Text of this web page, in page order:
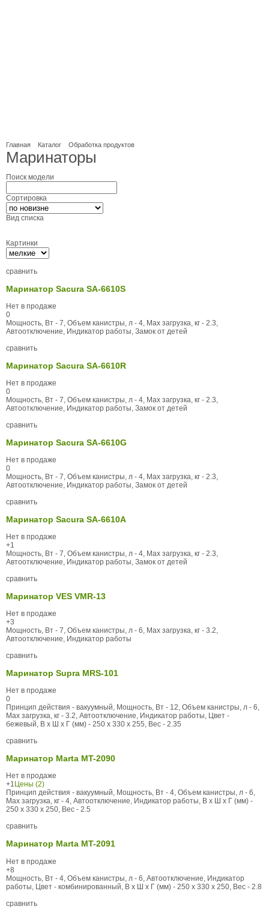
Главная Каталог Обработка продуктов
Маринаторы
Поиск модели
Сортировка
Вид списка
Картинки
сравнить
Маринатор Sacura SA-6610S
Нет в продаже
0
Мощность, Вт - 7, Объем канистры, л - 4, Max загрузка, кг - 2.3,
Автоотключение, Индикатор работы, Замок от детей
сравнить
Маринатор Sacura SA-6610R
Нет в продаже
0
Мощность, Вт - 7, Объем канистры, л - 4, Max загрузка, кг - 2.3,
Автоотключение, Индикатор работы, Замок от детей
сравнить
Маринатор Sacura SA-6610G
Нет в продаже
0
Мощность, Вт - 7, Объем канистры, л - 4, Max загрузка, кг - 2.3,
Автоотключение, Индикатор работы, Замок от детей
сравнить
Маринатор Sacura SA-6610A
Нет в продаже
+1
Мощность, Вт - 7, Объем канистры, л - 4, Max загрузка, кг - 2.3,
Автоотключение, Индикатор работы, Замок от детей
сравнить
Маринатор VES VMR-13
Нет в продаже
+3
Мощность, Вт - 7, Объем канистры, л - 6, Max загрузка, кг - 3.2,
Автоотключение, Индикатор работы
сравнить
Маринатор Supra MRS-101
Нет в продаже
0
Принцип действия - вакуумный, Мощность, Вт - 12, Объем канистры, л - 6,
Max загрузка, кг - 3.2, Автоотключение, Индикатор работы, Цвет -
бежевый, В x Ш x Г (мм) - 250 x 330 x 255, Вес - 2.35
сравнить
Маринатор Marta MT-2090
Нет в продаже
+1 Цены (2)
Принцип действия - вакуумный, Мощность, Вт - 4, Объем канистры, л - 6,
Max загрузка, кг - 4, Автоотключение, Индикатор работы, В x Ш x Г (мм) -
250 x 330 x 250, Вес - 2.5
сравнить
Маринатор Marta MT-2091
Нет в продаже
+8
Мощность, Вт - 4, Объем канистры, л - 6, Автоотключение, Индикатор
работы, Цвет - комбинированный, В x Ш x Г (мм) - 250 x 330 x 250, Вес - 2.8
сравнить